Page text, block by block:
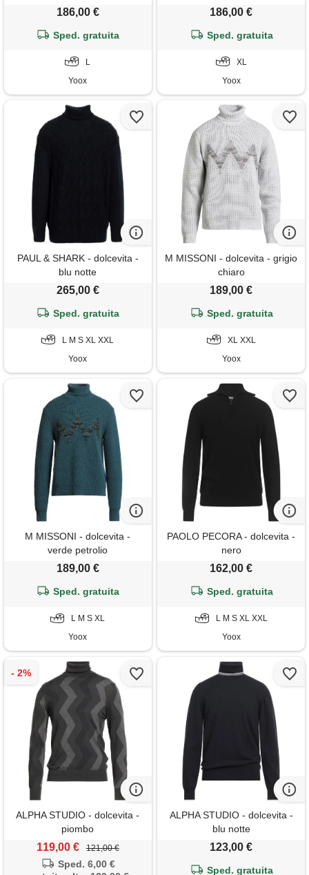
186,00 €
Sped. gratuita
L
Yoox
186,00 €
Sped. gratuita
XL
Yoox
PAUL & SHARK - dolcevita -
blu notte
265,00 €
Sped. gratuita
L M S XL XXL
Yoox
M MISSONI - dolcevita - grigio
chiaro
189,00 €
Sped. gratuita
XL XXL
Yoox
M MISSONI - dolcevita -
verde petrolio
189,00 €
Sped. gratuita
L M S XL
Yoox
PAOLO PECORA - dolcevita -
nero
162,00 €
Sped. gratuita
L M S XL XXL
Yoox
ALPHA STUDIO - dolcevita -
piombo
119,00 € 121,00 €
Sped. 6,00 €
ALPHA STUDIO - dolcevita -
blu notte
123,00 €
Sped. gratuita